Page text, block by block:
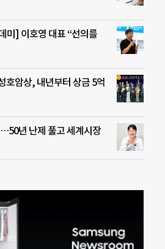
미] 이호영 대표 “선의를
호암상, 내년부터 상금 5억
…50년 난제 풀고 세계시장